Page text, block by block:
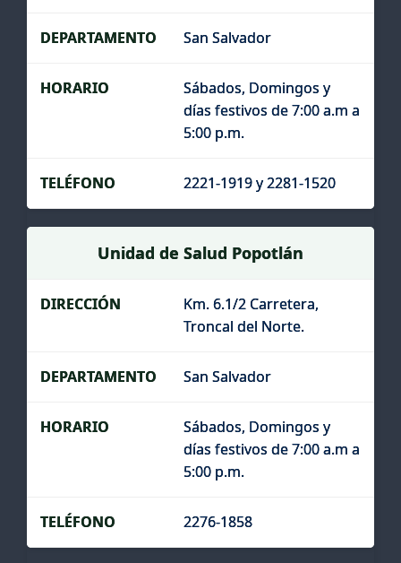
San Salvador
Sábados, Domingos y
días festivos de 7:00 a.m a
5:00 p.m.
2221-1919 y 2281-1520
Unidad de Salud Popotlán
Km. 6.1/2 Carretera,
Troncal del Norte.
San Salvador
Sábados, Domingos y
días festivos de 7:00 a.m a
5:00 p.m.
2276-1858